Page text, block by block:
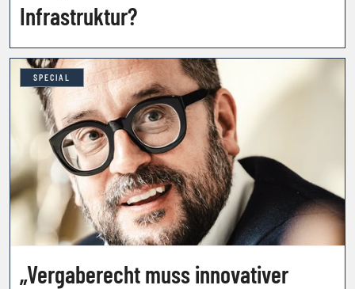
Infrastruktur?
SPECIAL
„Vergaberecht muss innovativer